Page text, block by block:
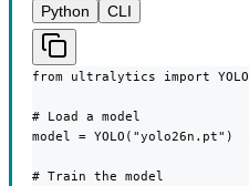
Python
CLI
from ultralytics import YOLO
# Load a model
model =
# Train the model